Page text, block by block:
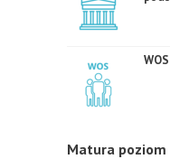
Matura poziom